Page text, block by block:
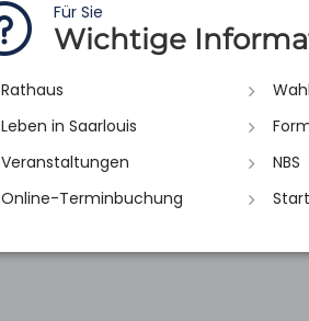
Für Sie
Wichtige
Rathaus
Leben in Saarlouis
Veranstaltungen
NBS
Online-Terminbuchung